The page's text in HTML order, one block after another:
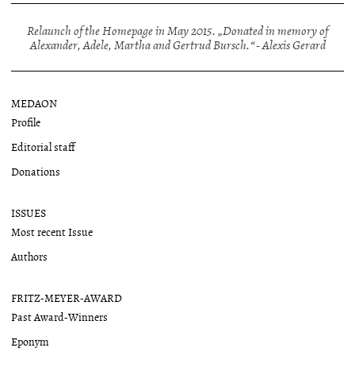
Relaunch of the Homepage in May 2015. „Donated in memory of
Alexander, Adele, Martha and Gertrud Bursch.“ - Alexis Gerard
MEDAON
Profile
Editorial staff
Donations
ISSUES
Most recent Issue
Authors
FRITZ-MEYER-AWARD
Past Award-Winners
Eponym